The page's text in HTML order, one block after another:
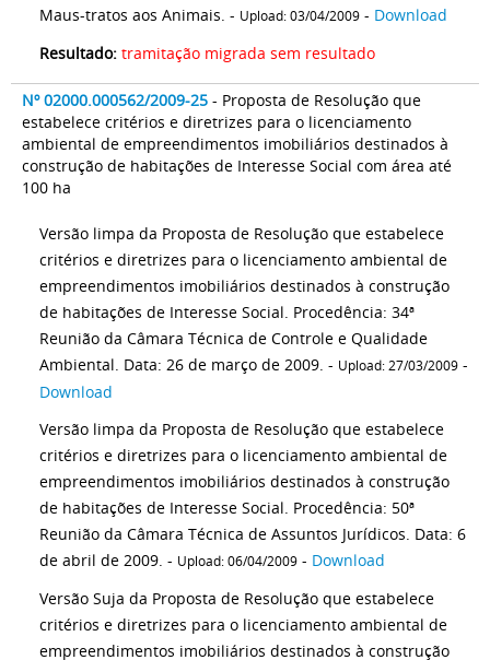
Maus-tratos aos Animais. - Upload: 03/04/2009 - Download
Resultado: tramitação migrada sem resultado
Nº 02000.000562/2009-25 - Proposta de Resolução que
estabelece critérios e diretrizes para o licenciamento
ambiental de empreendimentos imobiliários destinados à
construção de habitações de Interesse Social com área até
100 ha
Versão limpa da Proposta de Resolução que estabelece
critérios e diretrizes para o licenciamento ambiental de
empreendimentos imobiliários destinados à construção
de habitações de Interesse Social. Procedência: 34ª
Reunião da Câmara Técnica de Controle e Qualidade
Ambiental. Data: 26 de março de 2009. - Upload: 27/03/2009 -
Download
Versão limpa da Proposta de Resolução que estabelece
critérios e diretrizes para o licenciamento ambiental de
empreendimentos imobiliários destinados à construção
de habitações de Interesse Social. Procedência: 50ª
Reunião da Câmara Técnica de Assuntos Jurídicos. Data: 6
de abril de 2009. - Upload: 06/04/2009 - Download
Versão Suja da Proposta de Resolução que estabelece
critérios e diretrizes para o licenciamento ambiental de
empreendimentos imobiliários destinados à construção